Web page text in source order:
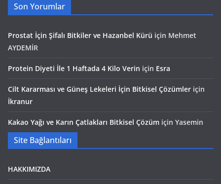
Son Yorumlar
Prostat İçin Şifalı Bitkiler ve Hazanbel Kürü için Mehmet
AYDEMİR
Protein Diyeti İle 1 Haftada 4 Kilo Verin için Esra
Cilt Kararması ve Güneş Lekeleri İçin Bitkisel Çözümler için
İkranur
Kakao Yağı ve Karın Çatlakları Bitkisel Çözüm için Yasemin
Site Bağlantıları
HAKKIMIZDA